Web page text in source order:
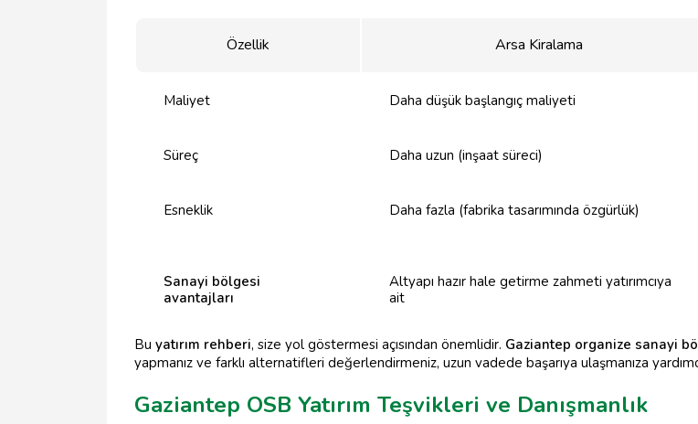
Özellik Arsa Kiralama
Maliyet Daha düşük başlangıç maliyeti
Süreç Daha uzun (inşaat süreci)
Esneklik Daha fazla (fabrika tasarımında özgürlük)
Sanayi bölgesi
avantajları
Altyapı hazır hale getirme zahmeti yatırımcıya
ait
Bu yatırım rehberi, size yol göstermesi açısından önemlidir. Gaziantep organize sanayi
yapmanız ve farklı alternatifleri değerlendirmeniz, uzun vadede başarıya ulaşmanıza
Gaziantep OSB Yatırım Teşvikleri ve Danışmanlık